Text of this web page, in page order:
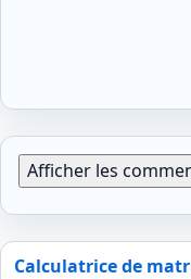
Afficher les
Calculatrice de